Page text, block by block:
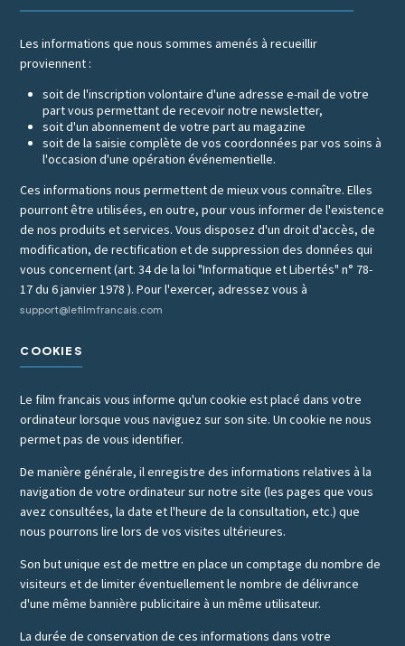
Les informations que nous sommes amenés à recueillir
proviennent :
soit de l'inscription volontaire d'une adresse e-mail de votre
part vous permettant de recevoir notre newsletter,
soit d'un abonnement de votre part au magazine
soit de la saisie complète de vos coordonnées par vos soins à
l'occasion d'une opération événementielle.
Ces informations nous permettent de mieux vous connaître. Elles
pourront être utilisées, en outre, pour vous informer de l'existence
de nos produits et services. Vous disposez d'un droit d'accès, de
modification, de rectification et de suppression des données qui
vous concernent (art. 34 de la loi "Informatique et Libertés" n° 78-
17 du 6 janvier 1978 ). Pour l'exercer, adressez vous à
support@lefilmfrancais.com
COOKIES
Le film francais vous informe qu'un cookie est placé dans votre
ordinateur lorsque vous naviguez sur son site. Un cookie ne nous
permet pas de vous identifier.
De manière générale, il enregistre des informations relatives à la
navigation de votre ordinateur sur notre site (les pages que vous
avez consultées, la date et l'heure de la consultation, etc.) que
nous pourrons lire lors de vos visites ultérieures.
Son but unique est de mettre en place un comptage du nombre de
visiteurs et de limiter éventuellement le nombre de délivrance
d'une même bannière publicitaire à un même utilisateur.
La durée de conservation de ces informations dans votre